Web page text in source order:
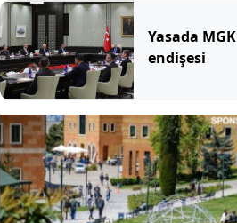
Yasada MGK
endişesi